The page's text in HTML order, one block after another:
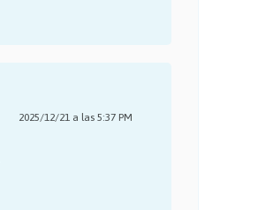
2025/12/21 a las 5:37 PM